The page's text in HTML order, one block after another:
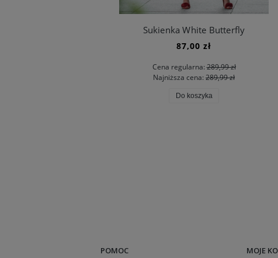
Sukienka White Butterfly
87,00 zł
Cena regularna:289,99 zł
Najniższa cena: 289,99 zł
Do koszyka
POMOC MOJE